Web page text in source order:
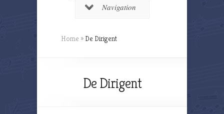
Navigation
Home » De Dirigent
De Dirigent